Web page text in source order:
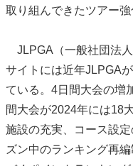
取り組んできたツアー強
JLPGA（一般社団法
サイトには近年JLPGA
ている。4日間大会の増
間大会が2024年には18
施設の充実、コース設
ズン中のランキング再